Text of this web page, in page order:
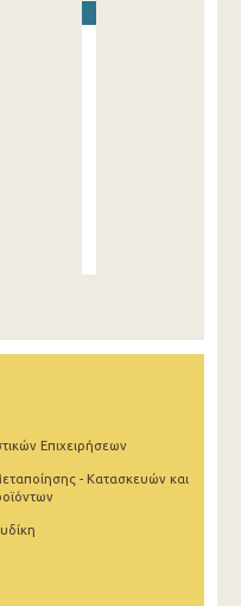
Επιχειρήσεων
- Κατασκευών και